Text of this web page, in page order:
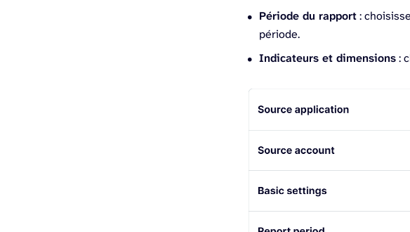
Période du rapport:
période.
Indicateurs et dimensions: